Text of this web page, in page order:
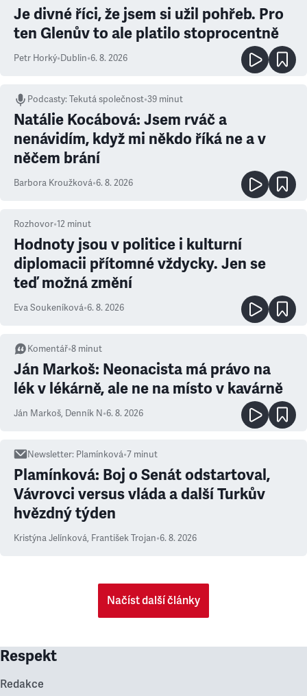
Je divné říci, že jsem si užil pohřeb. Pro
ten Glenův to ale platilo stoprocentně
Petr Horký•Dublin•6. 8. 2026
Podcasty:Tekutá společnost•39 minut
Natálie Kocábová: Jsem rváč a
nenávidím, když mi někdo říká ne a v
něčem brání
Barbora Kroužková•6. 8. 2026
Rozhovor•12 minut
Hodnoty jsou v politice i kulturní
diplomacii přítomné vždycky. Jen se
teď možná změní
Eva Soukeníková•6. 8. 2026
Komentář•8 minut
Ján Markoš: Neonacista má právo na
lék v lékárně, ale ne na místo v kavárně
Ján Markoš, Denník N•6. 8. 2026
Newsletter: Plamínková•7 minut
Plamínková: Boj o Senát odstartoval,
Vávrovci versus vláda a další Turkův
hvězdný týden
Kristýna Jelínková, František Trojan•6. 8. 2026
Načíst další články
Respekt
Redakce